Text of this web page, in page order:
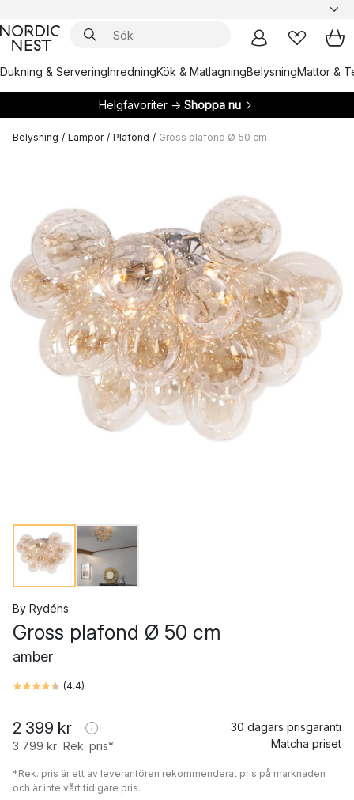
Dukning & ServeringInredningKök & MatlagningBelysningMattor &
Helgfavoriter → Shoppa nu
Belysning / Lampor / Plafond / Gross plafond Ø 50 cm
By Rydéns
Gross plafond Ø 50 cm
amber
(4.4)
2 399 kr
3 799 kr Rek. pris*
30 dagars prisgaranti
Matcha priset
*Rek. pris är ett av leverantören rekommenderat pris på marknaden
och är inte vårt tidigare pris.